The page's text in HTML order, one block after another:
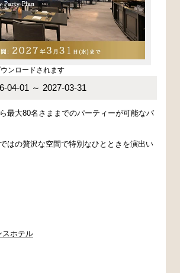
ンロードされます
04-01 ～ 2027-03-31
最大80名さままでのパーティーが可能なバ
はの贅沢な空間で特別なひとときを演出い
スホテル